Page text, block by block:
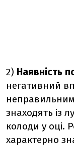
2) Наявність
негативний
знаходять із
колоди у оці.
характерно